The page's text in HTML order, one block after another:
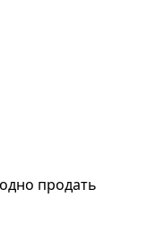
продать